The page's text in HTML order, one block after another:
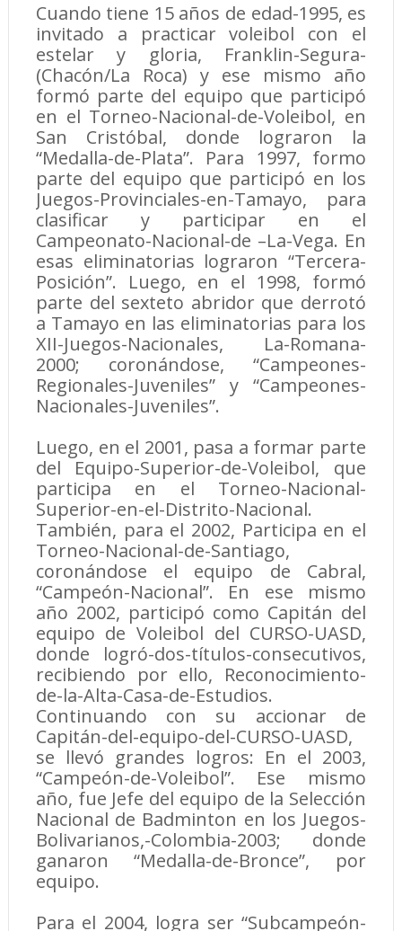
Cuando tiene 15 años de edad-1995, es
invitado a practicar voleibol con el
estelar y gloria, Franklin-Segura-
(Chacón/La Roca) y ese mismo año
formó parte del equipo que participó
en el Torneo-Nacional-de-Voleibol, en
San Cristóbal, donde lograron la
“Medalla-de-Plata”. Para 1997, formo
parte del equipo que participó en los
Juegos-Provinciales-en-Tamayo, para
clasificar y participar en el
Campeonato-Nacional-de –La-Vega. En
esas eliminatorias lograron “Tercera-
Posición”. Luego, en el 1998, formó
parte del sexteto abridor que derrotó
a Tamayo en las eliminatorias para los
XII-Juegos-Nacionales, La-Romana-
2000; coronándose, “Campeones-
Regionales-Juveniles” y “Campeones-
Nacionales-Juveniles”.
Luego, en el 2001, pasa a formar parte
del Equipo-Superior-de-Voleibol, que
participa en el Torneo-Nacional-
Superior-en-el-Distrito-Nacional.
También, para el 2002, Participa en el
Torneo-Nacional-de-Santiago,
coronándose el equipo de Cabral,
“Campeón-Nacional”. En ese mismo
año 2002, participó como Capitán del
equipo de Voleibol del CURSO-UASD,
donde logró-dos-títulos-consecutivos,
recibiendo por ello, Reconocimiento-
de-la-Alta-Casa-de-Estudios.
Continuando con su accionar de
Capitán-del-equipo-del-CURSO-UASD,
se llevó grandes logros: En el 2003,
“Campeón-de-Voleibol”. Ese mismo
año, fue Jefe del equipo de la Selección
Nacional de Badminton en los Juegos-
Bolivarianos,-Colombia-2003; donde
ganaron “Medalla-de-Bronce”, por
equipo.
Para el 2004, logra ser “Subcampeón-